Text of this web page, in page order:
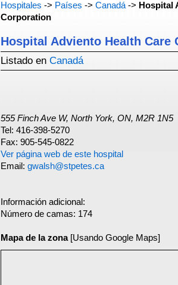
Hospitales -> Países -> Canadá -> Hospital
Corporation
Hospital Adviento Health Care
Listado en Canadá
555 Finch Ave W, North York, ON, M2R 1N5
Tel: 416-398-5270
Fax: 905-545-0822
Ver página web de este hospital
Email: gwalsh@stpetes.ca
Información adicional:
Número de camas: 174
Mapa de la zona[Usando Google Maps]